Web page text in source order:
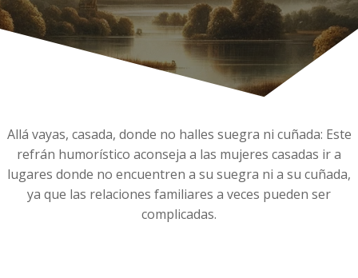
Allá vayas, casada, donde no halles suegra ni cuñada: Este
refrán humorístico aconseja a las mujeres casadas ir a
lugares donde no encuentren a su suegra ni a su cuñada,
ya que las relaciones familiares a veces pueden ser
complicadas.